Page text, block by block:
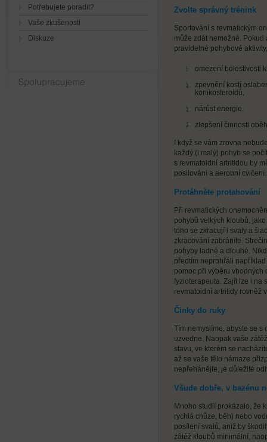
Potřebujete poradit?
Vaše zkušenosti
Diskuze
Spolupracujeme
Zvolte správný trénink
Sportování s revmatickým
může zdát nemožné.
pravidelné pohybové
omezení bolestivosti
zpevnění kostí
kortikosteroidů,
nárůst energie,
zlepšení činnosti
I když se vám zrovna
každý (i malý) pohyb se
s revmatoidní artritidou by
posilování a aerobní cvičení.
Protáhněte protahování
Při revmatických
pohybů velkých kloubů,
toho se zkracují i svaly a
zkracování zabráníte.
pohyby ladné a dlouhé.
předtím neprohřáli
pomoc při výběru vhodných
fyzioterapeuta. Zajít lze i na
revmatoidní artritidy rovněž
Činky do ruky
Tím nemyslíme, abyste se s
uzvedne. Naopak vaše
stavu, ve kterém se
až se vaše tělo námaze
nepřehánějte, je důležité
Všude dobře, v bazénu
Mnoho studií prokázalo, že
rychlá chůze, běh) nebo
posílení svalů, aniž by
zátěž kloubů minimální,